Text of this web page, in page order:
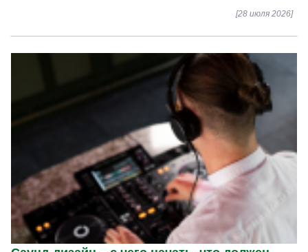
[28 июля 2026]